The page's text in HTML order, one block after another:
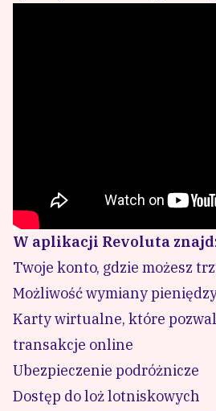
W aplikacji Revoluta
Twoje konto, gdzie możesz
Możliwość wymiany
Karty wirtualne, które
transakcje online
Ubezpieczenie podróżnicze
Dostęp do loż lotniskowych